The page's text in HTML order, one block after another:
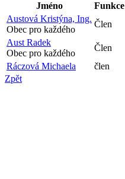
Jméno Funkce
Austová Kristýna, Ing.
Obec pro každého
Člen
Aust Radek
Obec pro každého
Člen
Ráczová Michaela
člen
Zpět